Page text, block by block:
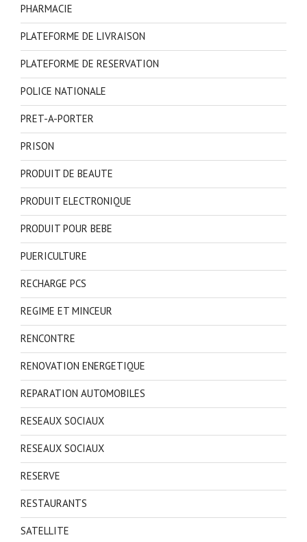
PHARMACIE
PLATEFORME DE LIVRAISON
PLATEFORME DE RESERVATION
POLICE NATIONALE
PRET-A-PORTER
PRISON
PRODUIT DE BEAUTE
PRODUIT ELECTRONIQUE
PRODUIT POUR BEBE
PUERICULTURE
RECHARGE PCS
REGIME ET MINCEUR
RENCONTRE
RENOVATION ENERGETIQUE
REPARATION AUTOMOBILES
RESEAUX SOCIAUX
RESEAUX SOCIAUX
RESERVE
RESTAURANTS
SATELLITE